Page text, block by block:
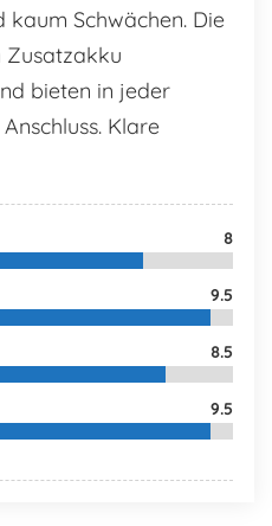
kaum Schwächen. Die
Zusatzakku
bieten in jeder
Klare
8
9.5
8.5
9.5